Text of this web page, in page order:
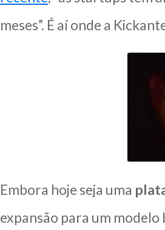
meses”. É aí onde a
Embora hoje seja uma
expansão para um